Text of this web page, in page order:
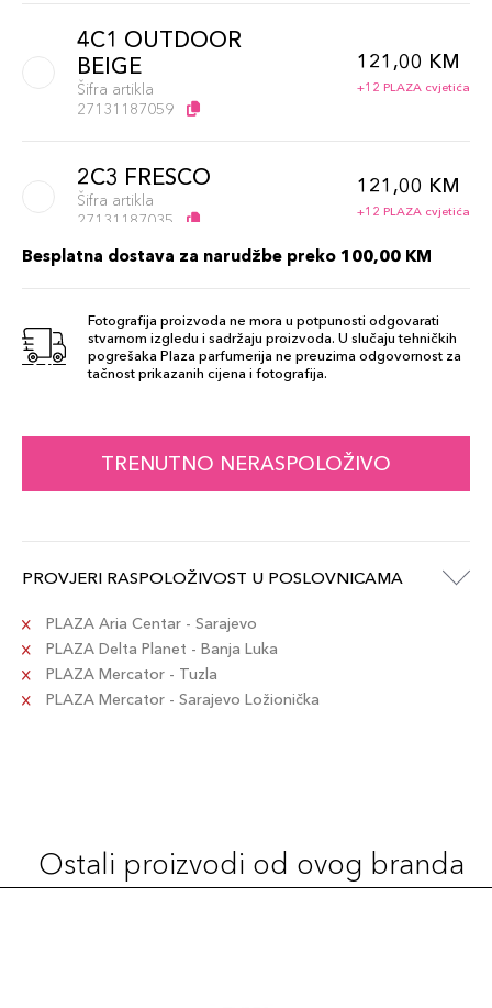
4C1 OUTDOOR
BEIGE
Šifra artikla
27131187059
121,00 KM
+12 PLAZA cvjetića
2C3 FRESCO
Šifra artikla
27131187035
121,00 KM
+12 PLAZA cvjetića
Šifra artikla
027131392385
+12 PLAZA cvjetića
027131187042
027131977520
+12 PLAZA cvjetića
2C1 PURE
BEIGE
Šifra artikla
2C3 FRESCO
Besplatna dostava za narudžbe preko 100,00 KM
Fotografija proizvoda ne mora u potpunosti odgovarati
stvarnom izgledu i sadržaju proizvoda. U slučaju tehničkih
pogrešaka Plaza parfumerija ne preuzima odgovornost za
tačnost prikazanih cijena i fotografija.
TRENUTNO NERASPOLOŽIVO
PROVJERI RASPOLOŽIVOST U POSLOVNICAMA
PLAZA Aria Centar - Sarajevo
PLAZA Delta Planet - Banja Luka
PLAZA Mercator - Tuzla
PLAZA Mercator - Sarajevo Ložionička
Ostali proizvodi od ovog branda